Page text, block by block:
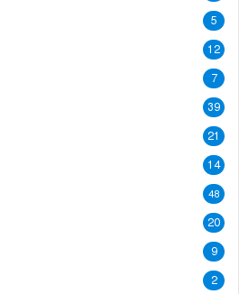
5
12
7
39
21
14
48
20
9
2